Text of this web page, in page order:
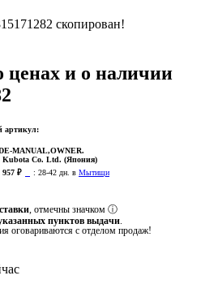
скопирован!
и о наличии
артикул:
MANUAL,OWNER.
Kubota Co. Ltd. (Япония)
957 ₽ : 28-42 дн. в Мытищи
, отмечны значком ⓘ
пунктов выдачи
оговариваются с отделом продаж!